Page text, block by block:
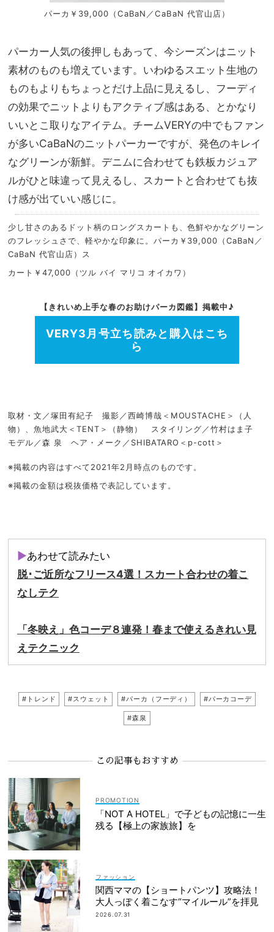
パーカ￥39,000（CaBaN／CaBaN 代官山店）
パーカー人気の後押しもあって、今シーズンはニット
素材のものも増えています。いわゆるスエット生地の
ものもよりもちょっとだけ上品に見えるし、フーディ
の効果でニットよりもアクティブ感はある、とかなり
いいとこ取りなアイテム。チームVERYの中でもファン
が多いCaBaNのニットパーカーですが、発色のキレイ
なグリーンが新鮮。デニムに合わせても鉄板カジュア
ルがひと味違って見えるし、スカートと合わせても抜
け感が出ていい感じに。
少し甘さのあるドット柄のロングスカートも、色鮮やかなグリーン
のフレッシュさで、軽やかな印象に。パーカ￥39,000（CaBaN／
CaBaN 代官山店）ス
カート￥47,000（ツル バイ マリコ オイカワ）
【きれいめ上手な春のお助けパーカ図鑑】掲載中♪
VERY3月号立ち読みと購入はこち
ら
取材・文／塚田有紀子 撮影／西崎博哉＜MOUSTACHE＞（人
物）、魚地武大＜TENT＞（静物） スタイリング／竹村はま子
モデル／森 泉 ヘア・メーク／SHIBATARO＜p-cott＞
※掲載の内容はすべて2021年2月時点のものです。
※掲載の金額は税抜価格で表記しています。
▶あわせて読みたい
脱･ご近所なフリース4選！スカート合わせの着こ
なしテク
「冬映え」色コーデ８連発！春まで使えるきれい見
えテクニック
#トレンド #スウェット #パーカ（フーディ） #パーカコーデ
#森泉
この記事もおすすめ
「NOT A HOTEL」で子どもの記憶に一生
残る【極上の家族旅】を
ファッション
関西ママの【ショートパンツ】攻略法！
大人っぽく着こなす“マイルール”を拝見
2026.07.31